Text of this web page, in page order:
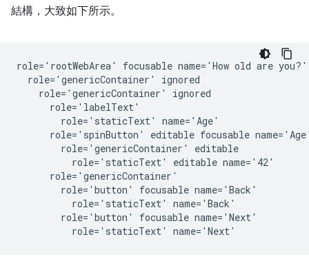
結構，大致如下所示。
role='rootWebArea' focusable name='How old are you?'
  role='genericContainer' ignored
    role='genericContainer' ignored
      role='labelText'
        role='staticText' name='Age'
role='spinButton' editable focusable
        role='genericContainer' editable
          role='staticText' editable name='42'
      role='genericContainer'
        role='button' focusable name='Back'
          role='staticText' name='Back'
        role='button' focusable name='Next'